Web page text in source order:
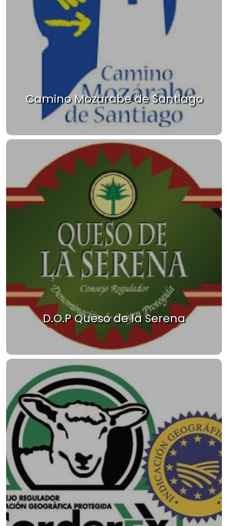
Camino Mozárabe de Santiago
D.O.P Queso de la Serena